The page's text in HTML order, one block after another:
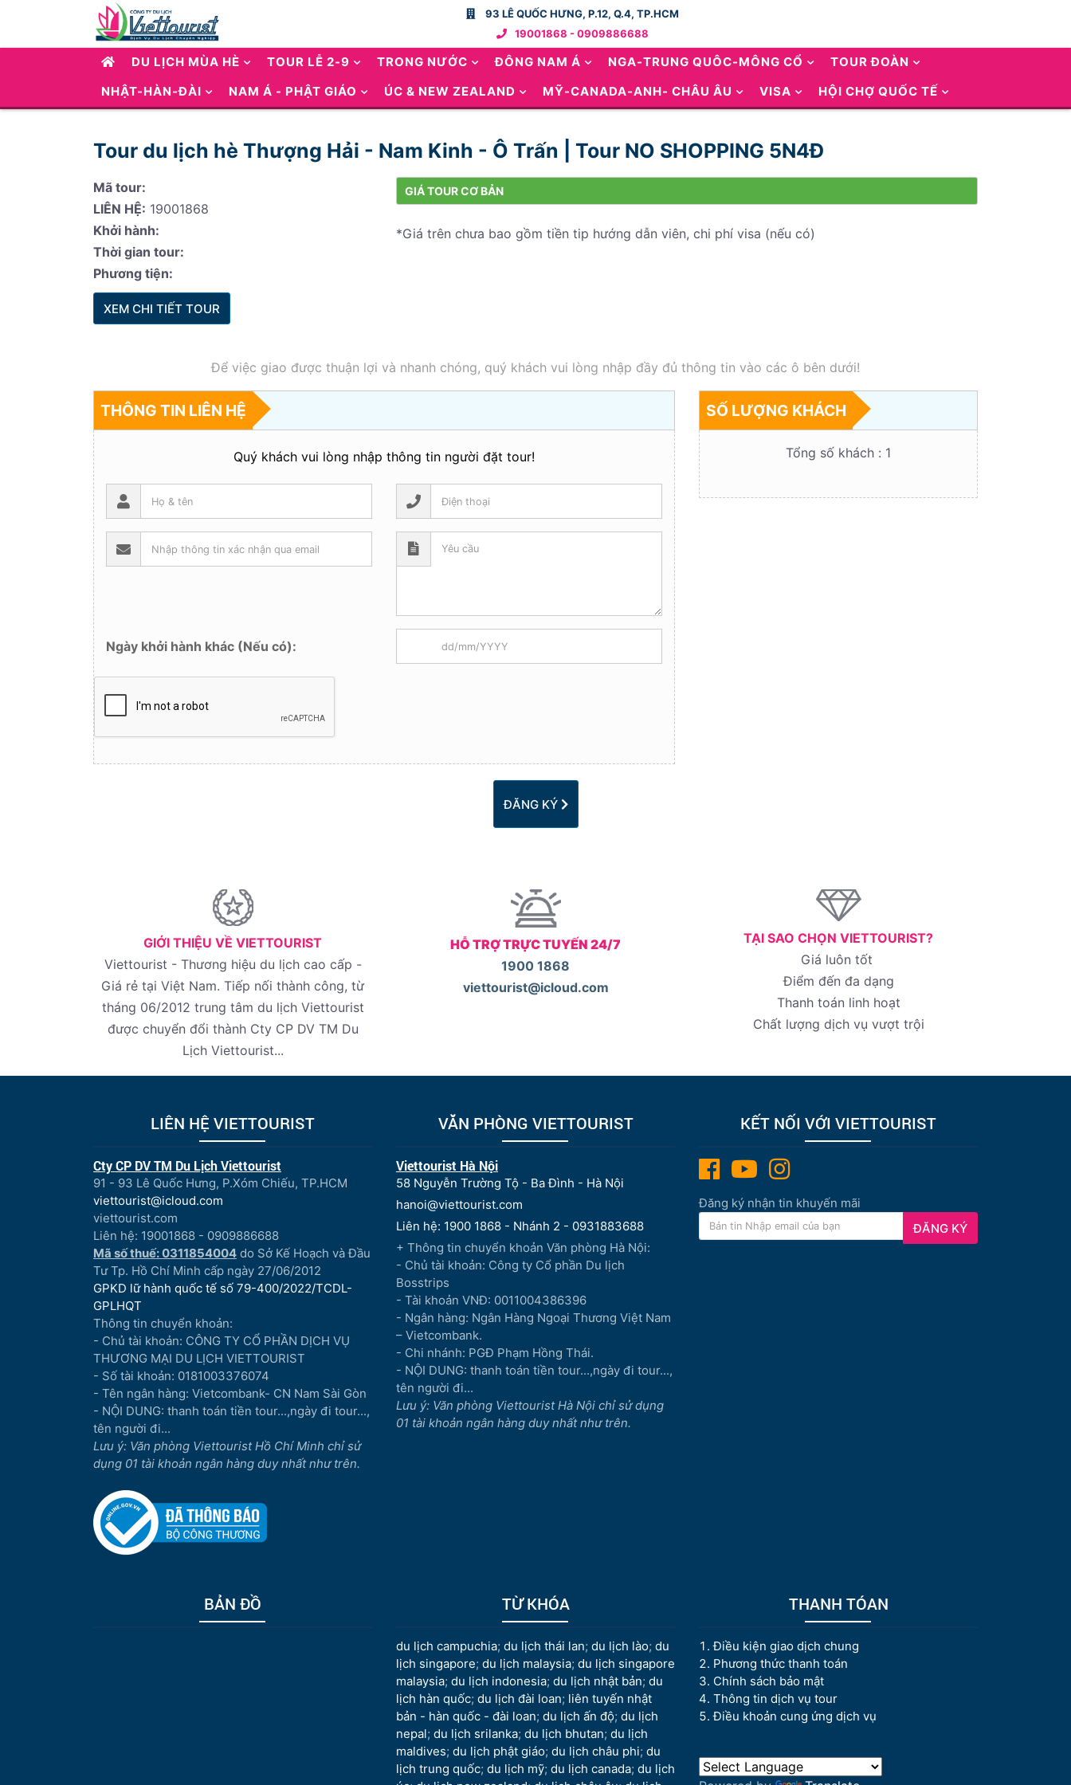
93 LÊ QUỐC HƯNG, P.12, Q.4, TP.HCM
19001868 - 0909886688
DU LỊCH MÙA HÈ TOUR LỄ 2-9 TRONG NƯỚC ĐÔNG NAM Á NGA-TRUNG QUÔC-MÔNG CỔ
TOUR ĐOÀN
NHẬT-HÀN-ĐÀI
NAM Á - PHẬT GIÁO ÚC & NEW ZEALAND MỸ-CANADA-ANH- CHÂU ÂU VISA HỘI CHỢ QUỐC TẾ
Tour du lịch hè Thượng Hải - Nam Kinh - Ô Trấn | Tour NO SHOPPING 5N4Đ
Mã tour:
LIÊN HỆ: 19001868
Khởi hành:
Thời gian tour:
Phương tiện:
XEM CHI TIẾT TOUR
GIÁ TOUR CƠ BẢN
*Giá trên chưa bao gồm tiền tip hướng dẫn viên, chi phí visa (nếu có)
Để việc giao được thuận lợi và nhanh chóng, quý khách vui lòng nhập đầy đủ thông tin vào các ô bên dưới!
THÔNG TIN LIÊN HỆ
Quý khách vui lòng nhập thông tin người đặt tour!
Ngày khởi hành khác (Nếu có):
SỐ LƯỢNG KHÁCH
Tổng số khách : 1
ĐĂNG KÝ
GIỚI THIỆU VỀ VIETTOURIST
Viettourist - Thương hiệu du lịch cao cấp -
Giá rẻ tại Việt Nam. Tiếp nối thành công, từ
tháng 06/2012 trung tâm du lịch Viettourist
được chuyển đổi thành Cty CP DV TM Du
Lịch Viettourist...
HỖ TRỢ TRỰC TUYẾN 24/7
1900 1868
viettourist@icloud.com
TẠI SAO CHỌN VIETTOURIST?
Giá luôn tốt
Điểm đến đa dạng
Thanh toán linh hoạt
Chất lượng dịch vụ vượt trội
LIÊN HỆ VIETTOURIST
Cty CP DV TM Du Lịch Viettourist
91 - 93 Lê Quốc Hưng, P.Xóm Chiếu, TP.HCM
viettourist@icloud.com
viettourist.com
Liên hệ: 19001868 - 0909886688
Mã số thuế: 0311854004 do Sở Kế Hoạch và Đầu
Tư Tp. Hồ Chí Minh cấp ngày 27/06/2012
GPKD lữ hành quốc tế số 79-400/2022/TCDL-
GPLHQT
Thông tin chuyển khoản:
- Chủ tài khoản: CÔNG TY CỔ PHẦN DỊCH VỤ
THƯƠNG MẠI DU LỊCH VIETTOURIST
- Số tài khoản: 0181003376074
- Tên ngân hàng: Vietcombank- CN Nam Sài Gòn
- NỘI DUNG: thanh toán tiền tour...,ngày đi tour...,
tên người đi...
Lưu ý: Văn phòng Viettourist Hồ Chí Minh chỉ sử
dụng 01 tài khoản ngân hàng duy nhất như trên.
VĂN PHÒNG VIETTOURIST
Viettourist Hà Nội
58 Nguyễn Trường Tộ - Ba Đình - Hà Nội
hanoi@viettourist.com
Liên hệ: 1900 1868 - Nhánh 2 - 0931883688
+ Thông tin chuyển khoản Văn phòng Hà Nội:
- Chủ tài khoản: Công ty Cổ phần Du lịch
Bosstrips
- Tài khoản VNĐ: 0011004386396
- Ngân hàng: Ngân Hàng Ngoại Thương Việt Nam
– Vietcombank.
- Chi nhánh: PGĐ Phạm Hồng Thái.
- NỘI DUNG: thanh toán tiền tour...,ngày đi tour...,
tên người đi...
Lưu ý: Văn phòng Viettourist Hà Nội chỉ sử dụng
01 tài khoản ngân hàng duy nhất như trên.
KẾT NỐI VỚI VIETTOURIST
Đăng ký nhận tin khuyến mãi
ĐĂNG KÝ
BẢN ĐỒ TỪ KHÓA
du lịch campuchia; du lịch thái lan; du lịch lào; du
lịch singapore; du lịch malaysia; du lịch singapore
malaysia; du lịch indonesia; du lịch nhật bản; du
lịch hàn quốc; du lịch đài loan; liên tuyến nhật
bản - hàn quốc - đài loan; du lịch ấn độ; du lịch
nepal; du lịch srilanka; du lịch bhutan; du lịch
maldives; du lịch phật giáo; du lịch châu phi; du
lịch trung quốc; du lịch mỹ; du lịch canada; du lịch
THANH TÓAN
Điều kiện giao dịch chung
Phương thức thanh toán
Chính sách bảo mật
Thông tin dịch vụ tour
Điều khoản cung ứng dịch vụ